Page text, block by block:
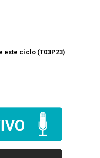
este ciclo (T03P23)